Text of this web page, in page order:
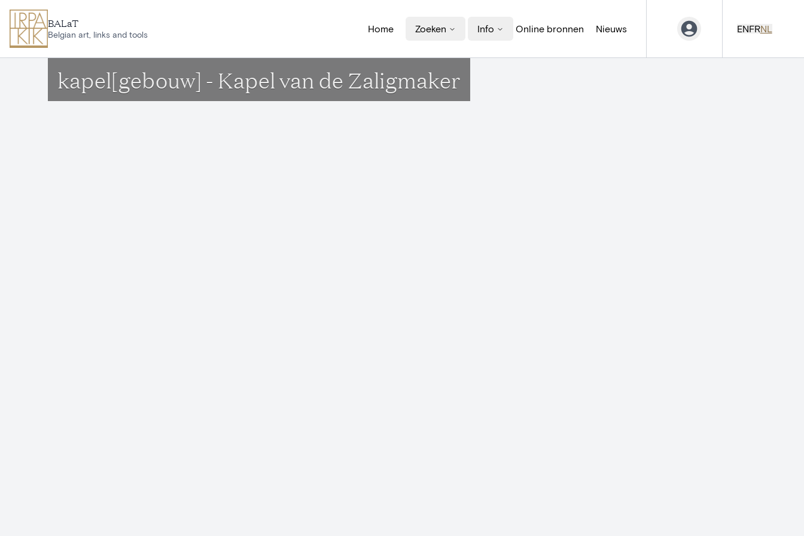
BALaT
Belgian art, links and tools
Home Zoeken Info Online bronnen Nieuws ENFRNL
kapel[gebouw] - Kapel van de Zaligmaker